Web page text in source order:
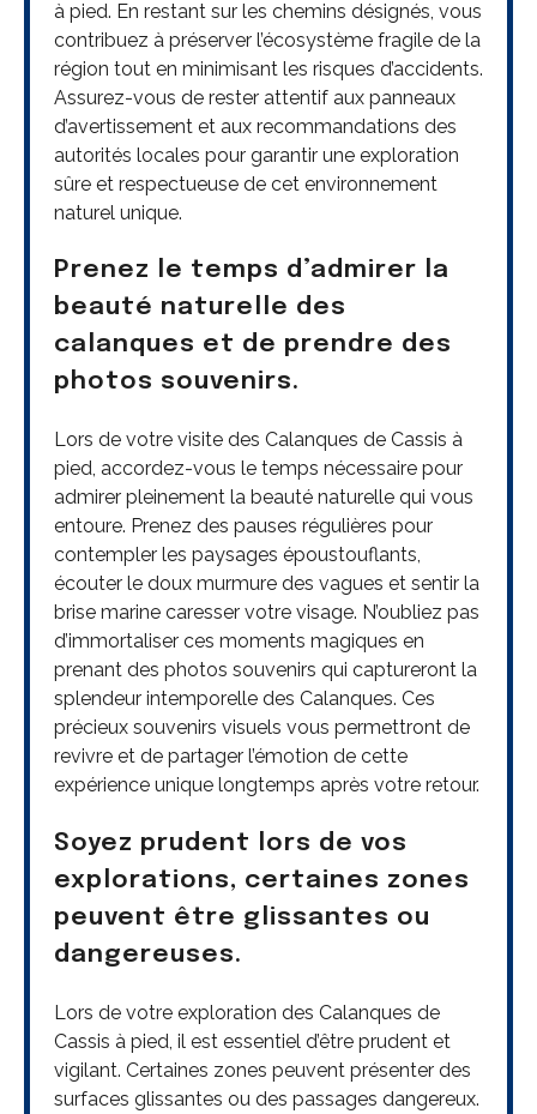
à pied. En restant sur les chemins désignés, vous
contribuez à préserver l’écosystème fragile de la
région tout en minimisant les risques d’accidents.
Assurez-vous de rester attentif aux panneaux
d’avertissement et aux recommandations des
autorités locales pour garantir une exploration
sûre et respectueuse de cet environnement
naturel unique.
Prenez le temps d’admirer la
beauté naturelle des
calanques et de prendre des
photos souvenirs.
Lors de votre visite des Calanques de Cassis à
pied, accordez-vous le temps nécessaire pour
admirer pleinement la beauté naturelle qui vous
entoure. Prenez des pauses régulières pour
contempler les paysages époustouflants,
écouter le doux murmure des vagues et sentir la
brise marine caresser votre visage. N’oubliez pas
d’immortaliser ces moments magiques en
prenant des photos souvenirs qui captureront la
splendeur intemporelle des Calanques. Ces
précieux souvenirs visuels vous permettront de
revivre et de partager l’émotion de cette
expérience unique longtemps après votre retour.
Soyez prudent lors de vos
explorations, certaines zones
peuvent être glissantes ou
dangereuses.
Lors de votre exploration des Calanques de
Cassis à pied, il est essentiel d’être prudent et
vigilant. Certaines zones peuvent présenter des
surfaces glissantes ou des passages dangereux.